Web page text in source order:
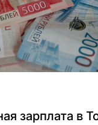
зарплата в